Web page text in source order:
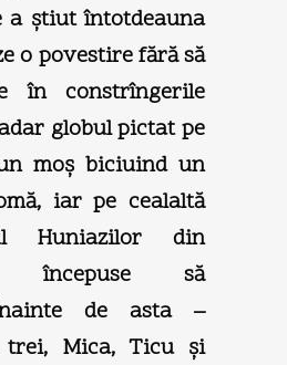
a ştiut întotdeauna
o povestire fără să
în constrîngerile
globul pictat pe
moş biciuind un
iar pe cealaltă
Huniazilor din
începuse să
de asta –
Mica, Ticu şi